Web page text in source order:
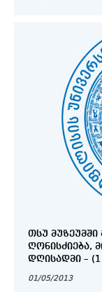
ᲗᲡᲣ
ᲦᲝᲜᲘᲡᲫᲘᲔᲑᲐ,
ᲓᲦᲘᲡᲐᲓᲛᲘ – (1
01/05/2013